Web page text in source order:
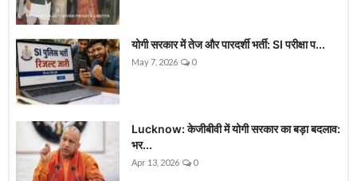
योगी सरकार में तेज और पारदर्शी भर्ती: SI परीक्षा प...
May 7, 2026 0
Lucknow: केजीबीवी में योगी सरकार का बड़ा बदलाव:
भर...
Apr 13, 2026 0